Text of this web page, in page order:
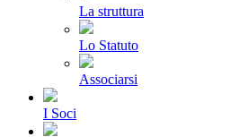
La struttura
Lo Statuto
Associarsi
I Soci